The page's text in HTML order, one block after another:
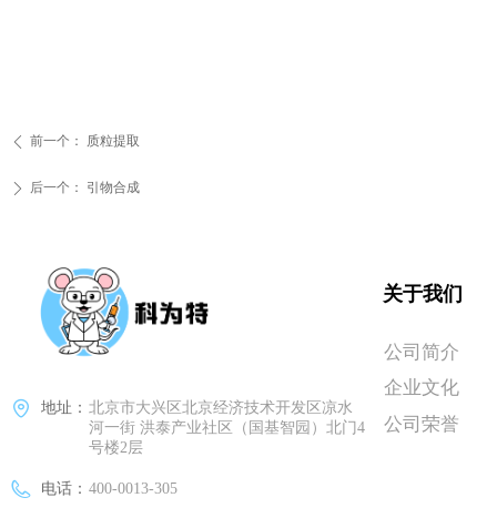
ꄴ 前一个： 质粒提取
ꄲ 后一个： 引物合成
地址： 北京市大兴区北京经济技术开发区凉水
河一街 洪泰产业社区（国基智园）北门4
号楼2层
电话： 400-0013-305
关于我们
公司简介
企业文化
公司荣誉